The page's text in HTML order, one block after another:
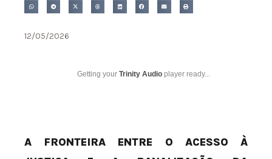
12/05/2026
Getting your Trinity Audio player ready...
A FRONTEIRA ENTRE O ACESSO À